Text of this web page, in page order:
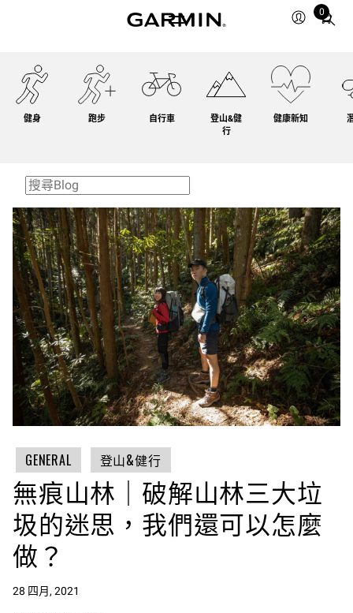
0
Total
健身 跑步 自行車
登山&健
行
健康新知
GENERAL 登山&健行
無痕山林｜破解山林三大垃
圾的迷思，我們還可以怎麼
做？
28 四月, 2021